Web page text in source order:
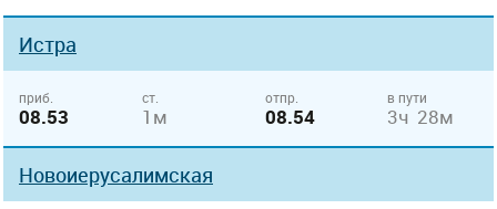
Истра
приб.
08.53
ст.
1м
отпр.
08.54
в пути
3ч 28м
Новоиерусалимская